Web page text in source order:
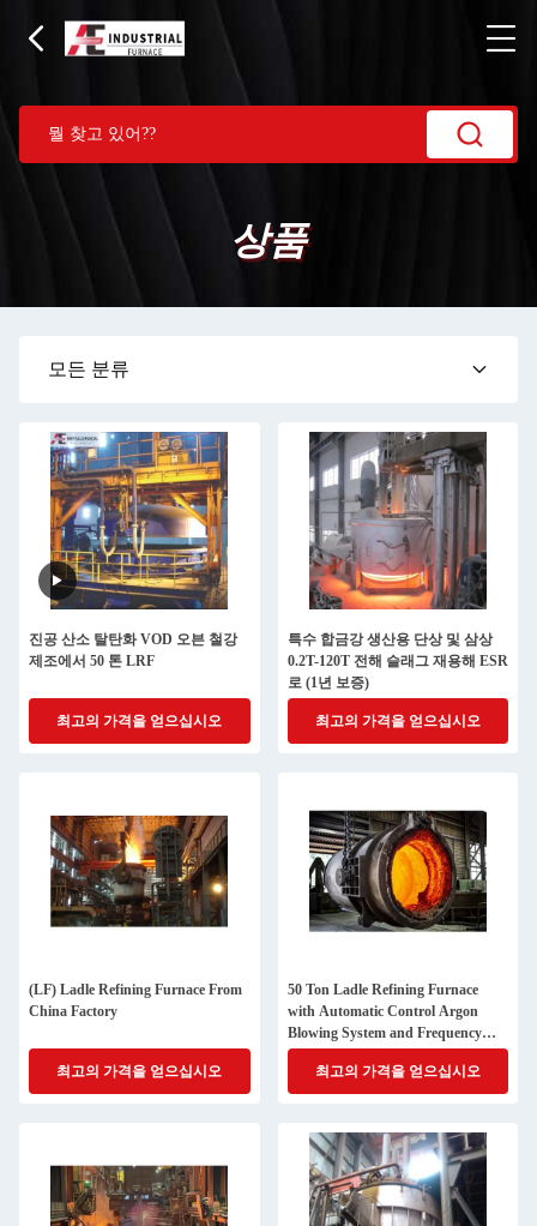
상품
모든 분류
진공 산소 탈탄화 VOD 오븐 철강
제조에서 50 톤 LRF
최고의 가격을 얻으십시오
특수 합금강 생산용 단상 및 삼상
0.2T-120T 전해 슬래그 재용해 ESR
로 (1년 보증)
최고의 가격을 얻으십시오
(LF) Ladle Refining Furnace From
China Factory
최고의 가격을 얻으십시오
50 Ton Ladle Refining Furnace
with Automatic Control Argon
Blowing System and Frequency
Control Ladle Car for Steel Making
Manufacture
최고의 가격을 얻으십시오